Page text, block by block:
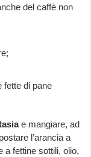
del caffè non
fette di pane
e mangiare, ad
l’arancia a
a fettine sottili, olio,